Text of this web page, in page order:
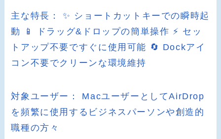
主な特長： ✨ ショートカットキーでの瞬時起
動 📱 ドラッグ&ドロップの簡単操作 ⚡️ セッ
トアップ不要ですぐに使用可能 🔄 Dockアイ
コン不要でクリーンな環境維持
対象ユーザー： MacユーザーとしてAirDrop
を頻繁に使用するビジネスパーソンや創造的
職種の方々